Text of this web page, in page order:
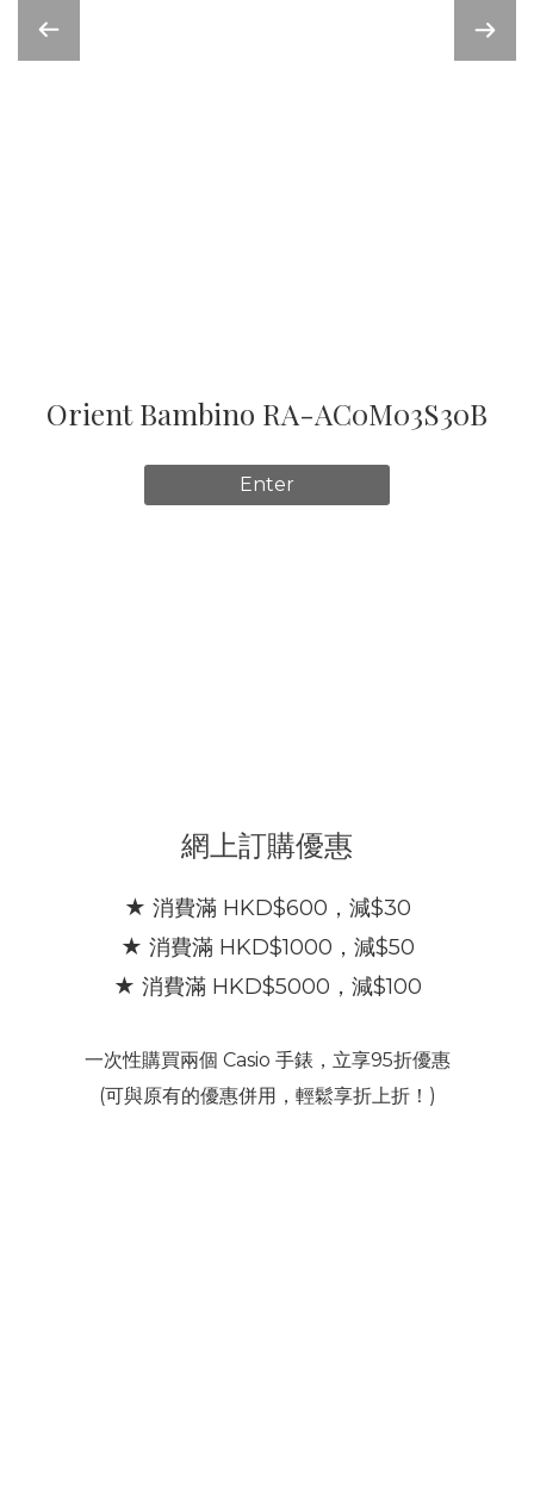
Orient Bambino RA-AC0M04Y30B
Enter
網上訂購優惠
★ 消費滿 HKD$600，減$30
★ 消費滿 HKD$1000，減$50
★ 消費滿HKD$5000，減$100
一次性購買兩個 Casio 手錶，立享95折優惠
(可與原有的優惠併用，輕鬆享折上折！)